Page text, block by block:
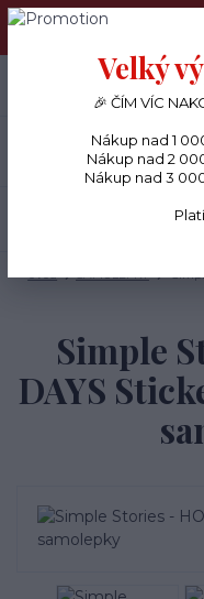
PŘÁNÍČKA a PAPÍROVÉ
+420 734 380 930
(Po-Ne, 8-20 hod.)
Simple
DAYS
Velký
🎉 ČÍM VÍC
Nákup nad 1
Nákup nad 2
Nákup nad 3